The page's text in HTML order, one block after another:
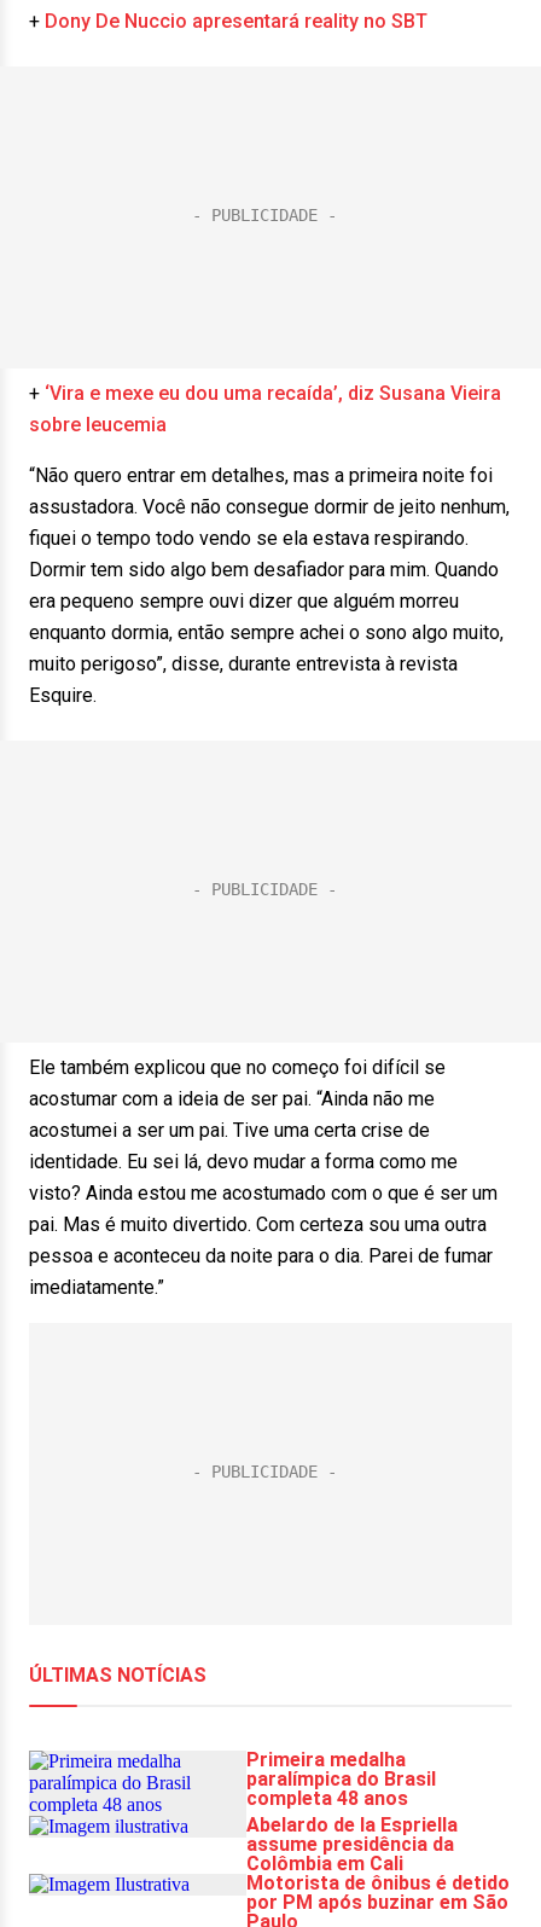
+ Dony De Nuccio apresentará reality no SBT
+ ‘Vira e mexe eu dou uma recaída’, diz Susana Vieira
sobre leucemia
“Não quero entrar em detalhes, mas a primeira noite foi
assustadora. Você não consegue dormir de jeito nenhum,
fiquei o tempo todo vendo se ela estava respirando.
Dormir tem sido algo bem desafiador para mim. Quando
era pequeno sempre ouvi dizer que alguém morreu
enquanto dormia, então sempre achei o sono algo muito,
muito perigoso”, disse, durante entrevista à revista
Esquire.
Ele também explicou que no começo foi difícil se
acostumar com a ideia de ser pai. “Ainda não me
acostumei a ser um pai. Tive uma certa crise de
identidade. Eu sei lá, devo mudar a forma como me
visto? Ainda estou me acostumado com o que é ser um
pai. Mas é muito divertido. Com certeza sou uma outra
pessoa e aconteceu da noite para o dia. Parei de fumar
imediatamente.”